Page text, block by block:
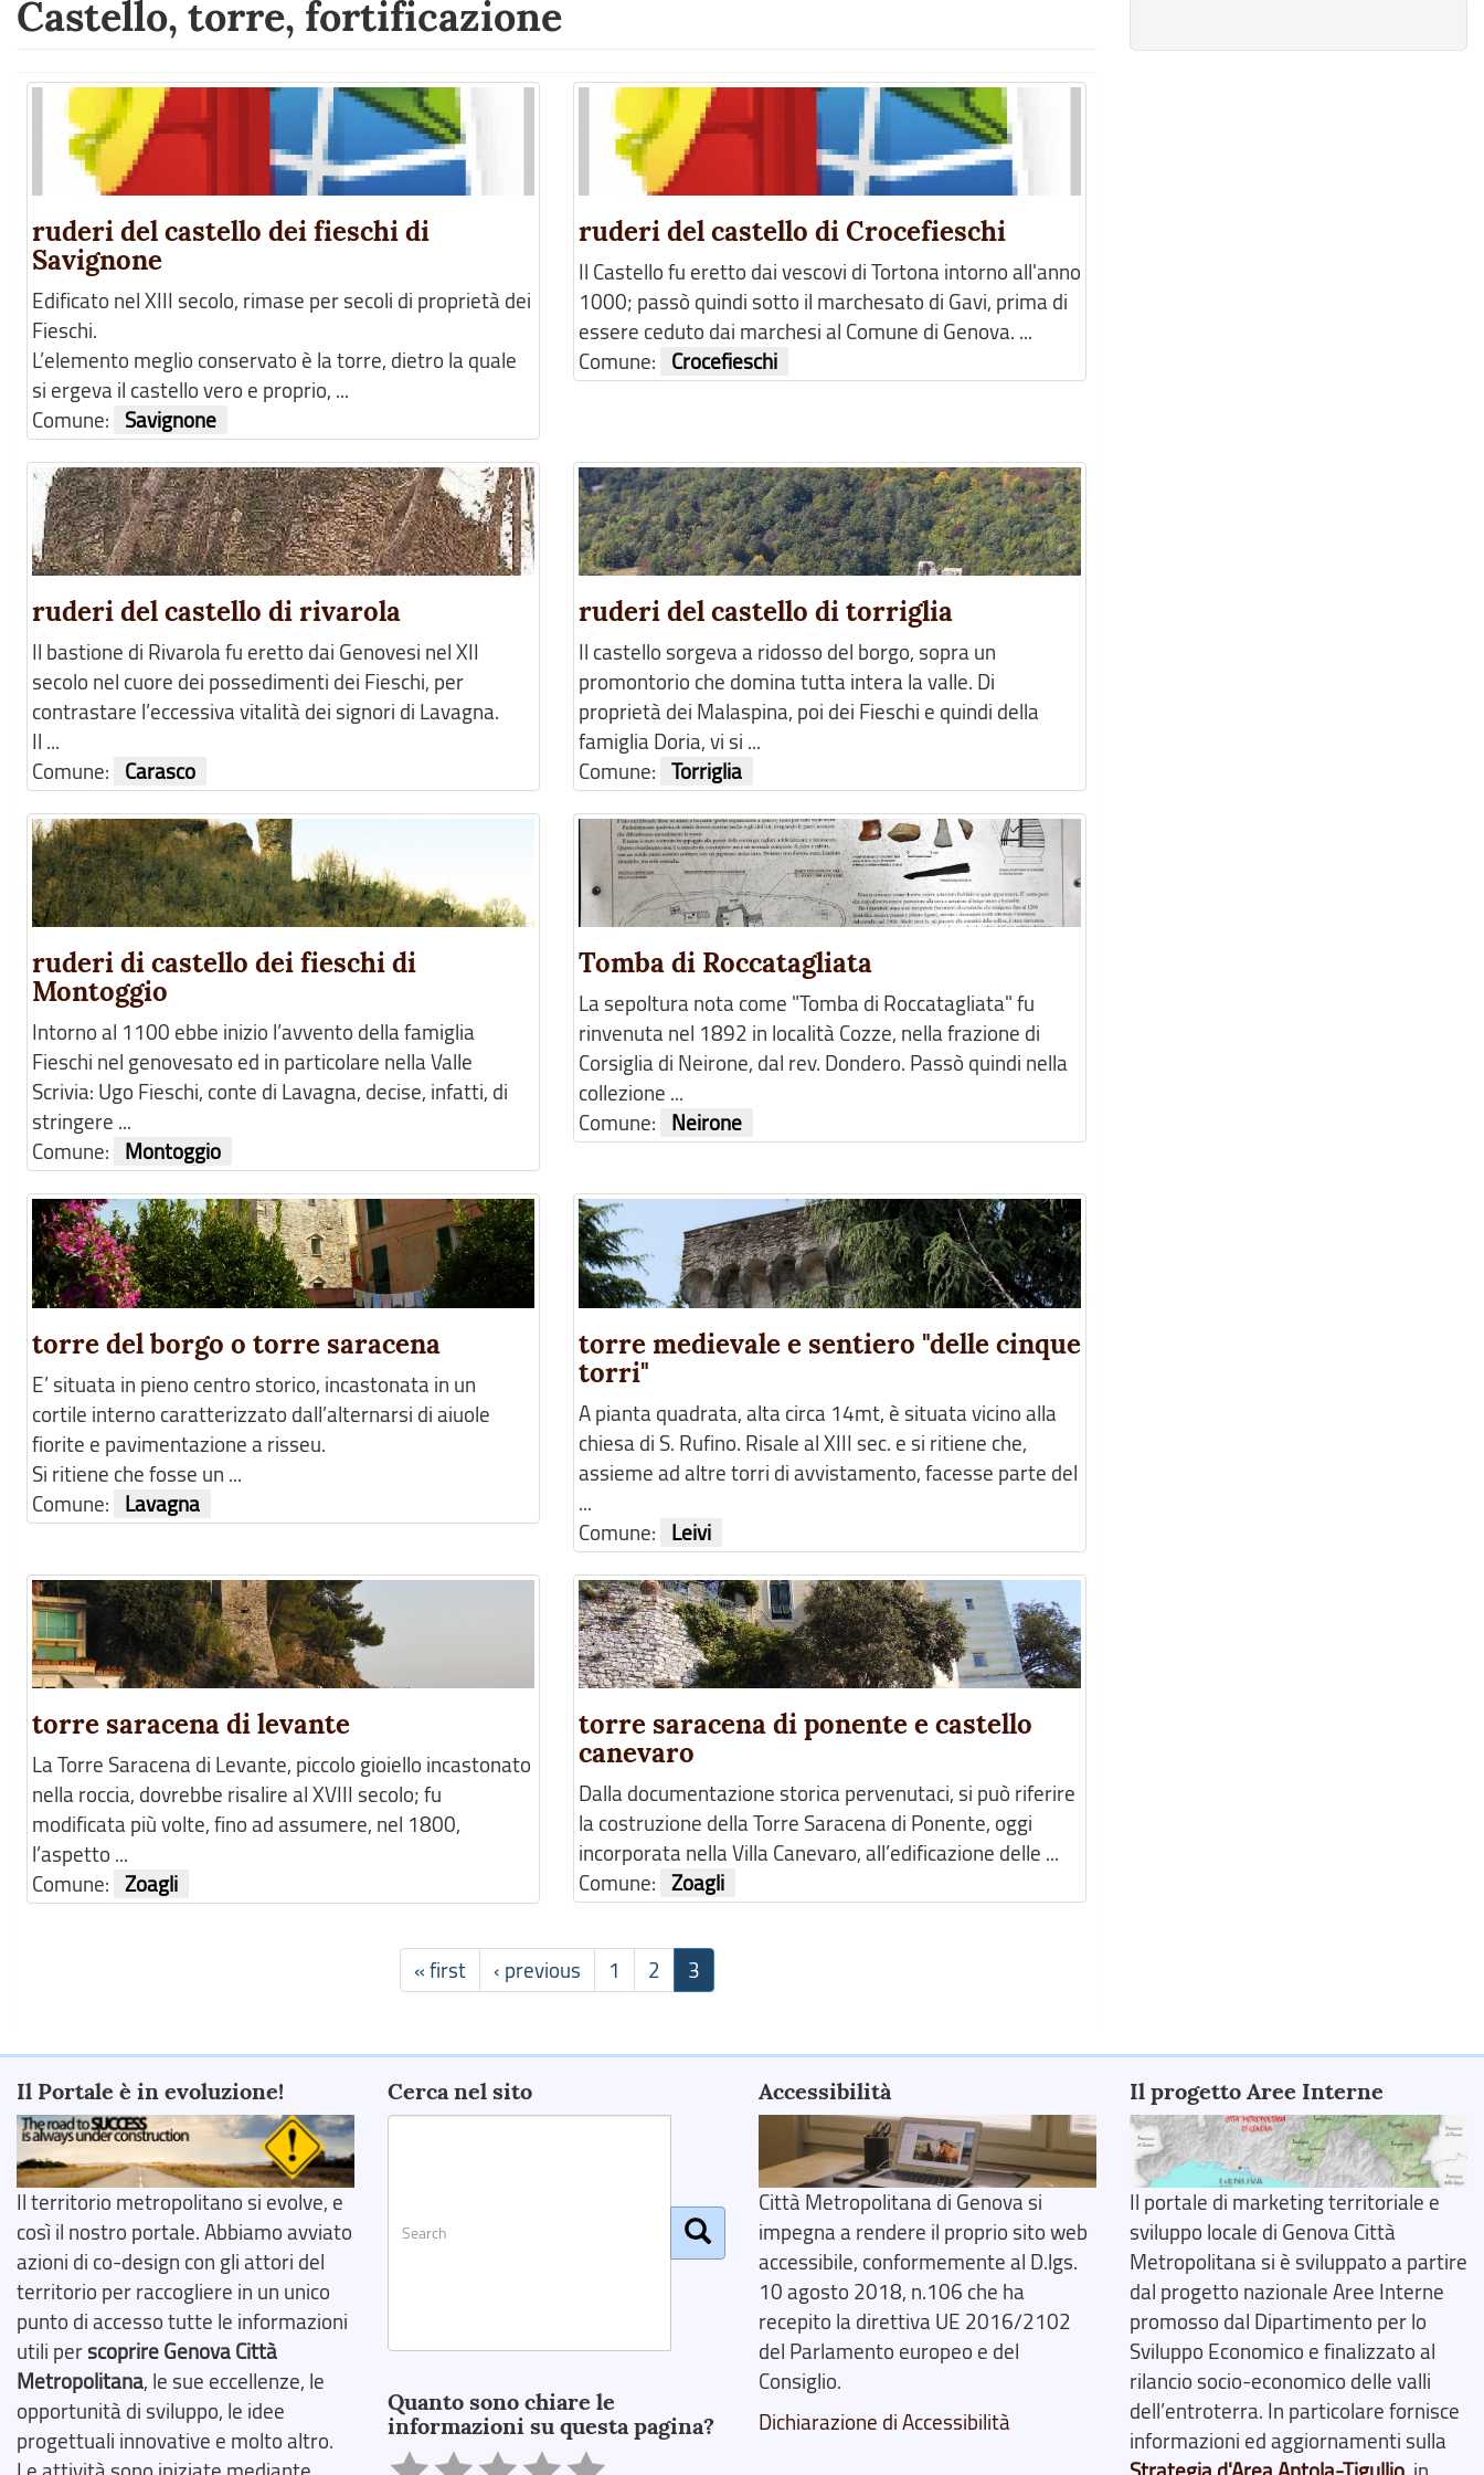
Castello, torre, fortificazione
ruderi del castello dei fieschi di
Savignone
Edificato nel XIII secolo, rimase per secoli di proprietà dei
Fieschi.
L’elemento meglio conservato è la torre, dietro la quale
si ergeva il castello vero e proprio, ...
Comune:
Savignone
ruderi del castello di Crocefieschi
Il Castello fu eretto dai vescovi di Tortona intorno all'anno
1000; passò quindi sotto il marchesato di Gavi, prima di
essere ceduto dai marchesi al Comune di Genova. ...
Comune:
Crocefieschi
ruderi del castello di rivarola
Il bastione di Rivarola fu eretto dai Genovesi nel XII
secolo nel cuore dei possedimenti dei Fieschi, per
contrastare l’eccessiva vitalità dei signori di Lavagna.
Il ...
Comune:
Carasco
ruderi del castello di torriglia
Il castello sorgeva a ridosso del borgo, sopra un
promontorio che domina tutta intera la valle. Di
proprietà dei Malaspina, poi dei Fieschi e quindi della
famiglia Doria, vi si ...
Comune: Torriglia
ruderi di castello dei fieschi di
Montoggio
Intorno al 1100 ebbe inizio l’avvento della famiglia
Fieschi nel genovesato ed in particolare nella Valle
Scrivia: Ugo Fieschi, conte di Lavagna, decise, infatti, di
stringere ...
Comune:
Montoggio
Tomba di Roccatagliata
La sepoltura nota come "Tomba di Roccatagliata" fu
rinvenuta nel 1892 in località Cozze, nella frazione di
Corsiglia di Neirone, dal rev. Dondero. Passò quindi nella
collezione ...
Comune:
Neirone
torre del borgo o torre saracena
E’ situata in pieno centro storico, incastonata in un
cortile interno caratterizzato dall’alternarsi di aiuole
fiorite e pavimentazione a risseu.
Si ritiene che fosse un ...
Comune:
Lavagna
torre medievale e sentiero "delle cinque
torri"
A pianta quadrata, alta circa 14mt, è situata vicino alla
chiesa di S. Rufino. Risale al XIII sec. e si ritiene che,
assieme ad altre torri di avvistamento, facesse parte del
...
Comune:
Leivi
torre saracena di levante
La Torre Saracena di Levante, piccolo gioiello incastonato
nella roccia, dovrebbe risalire al XVIII secolo; fu
modificata più volte, fino ad assumere, nel 1800,
l’aspetto ...
Comune: Zoagli
torre saracena di ponente e castello
canevaro
Dalla documentazione storica pervenutaci, si può riferire
la costruzione della Torre Saracena di Ponente, oggi
incorporata nella Villa Canevaro, all’edificazione delle ...
Comune: Zoagli
« first ‹ previous 1 2 3
Il Portale è in evoluzione!
Il territorio metropolitano si evolve, e
così il nostro portale. Abbiamo avviato
azioni di co-design con gli attori del
territorio per raccogliere in un unico
punto di accesso tutte le informazioni
utili perscoprire Genova Città
Metropolitana, le sue eccellenze, le
opportunità di sviluppo, le idee
progettuali innovative e molto altro.
Cerca nel sito
Quanto sono chiare le
informazioni su questa pagina?
Accessibilità
Città Metropolitana di Genova si
impegna a rendere il proprio sito web
accessibile, conformemente al D.lgs.
10 agosto 2018, n.106 che ha
recepito la direttiva UE 2016/2102
del Parlamento europeo e del
Consiglio.
Dichiarazione di Accessibilità
Il progetto Aree Interne
Il portale di marketing territoriale e
sviluppo locale di Genova Città
Metropolitana si è sviluppato a partire
dal progetto nazionale Aree Interne
promosso dal Dipartimento per lo
Sviluppo Economico e finalizzato al
rilancio socio-economico delle valli
dell’entroterra. In particolare fornisce
informazioni ed aggiornamenti sulla